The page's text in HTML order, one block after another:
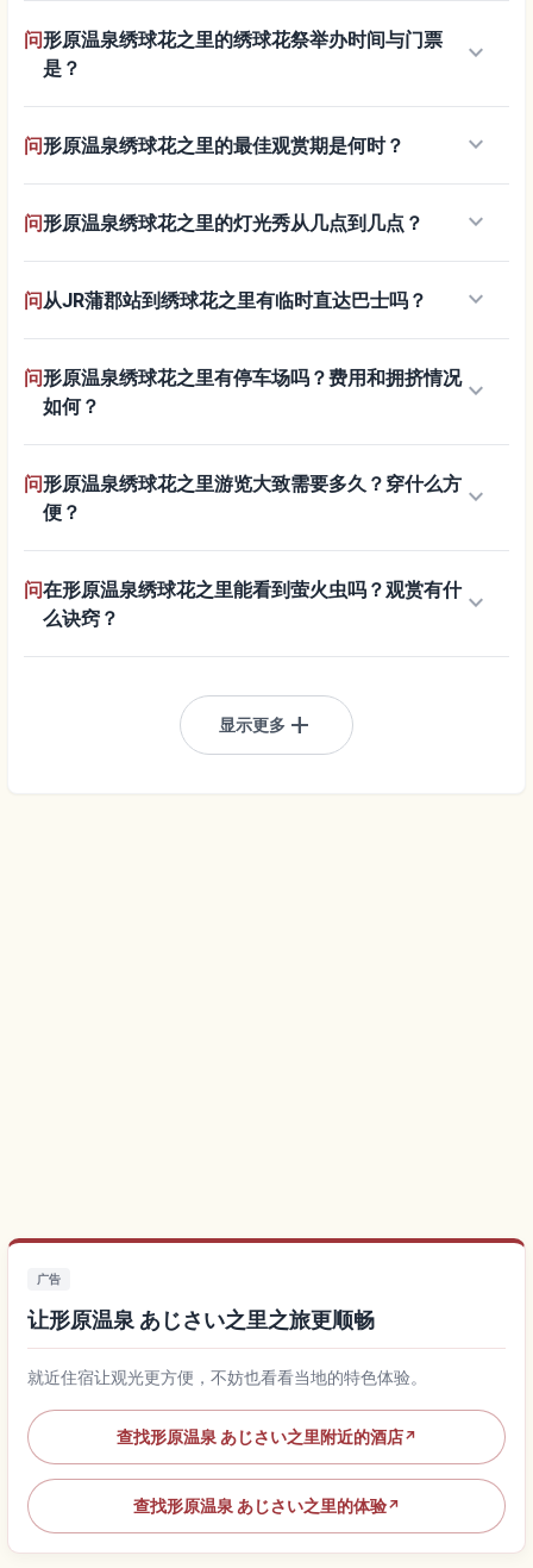
问形原温泉绣球花之里的绣球花祭举办时间与门票
是？
keyboard_arrow_down
问形原温泉绣球花之里的最佳观赏期是何时？ keyboard_arrow_down
问形原温泉绣球花之里的灯光秀从几点到几点？ keyboard_arrow_down
问从JR蒲郡站到绣球花之里有临时直达巴士吗？ keyboard_arrow_down
问形原温泉绣球花之里有停车场吗？费用和拥挤情况
如何？
keyboard_arrow_down
问形原温泉绣球花之里游览大致需要多久？穿什么方
便？
keyboard_arrow_down
问在形原温泉绣球花之里能看到萤火虫吗？观赏有什
么诀窍？
keyboard_arrow_down
显示更多 add
广告
让形原温泉 あじさい之里之旅更顺畅
就近住宿让观光更方便，不妨也看看当地的特色体验。
查找形原温泉 あじさい之里附近的酒店↗
查找形原温泉 あじさい之里的体验↗